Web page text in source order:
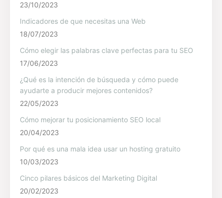
23/10/2023
Indicadores de que necesitas una Web
18/07/2023
Cómo elegir las palabras clave perfectas para tu SEO
17/06/2023
¿Qué es la intención de búsqueda y cómo puede
ayudarte a producir mejores contenidos?
22/05/2023
Cómo mejorar tu posicionamiento SEO local
20/04/2023
Por qué es una mala idea usar un hosting gratuito
10/03/2023
Cinco pilares básicos del Marketing Digital
20/02/2023